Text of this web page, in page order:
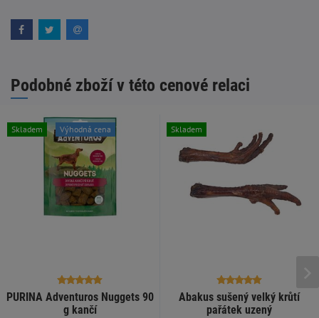
Podobné zboží v této cenové relaci
PURINA Adventuros Nuggets 90
g kančí
Skladem Výhodná cena
Abakus sušený velký krůtí
pařátek uzený
Skladem